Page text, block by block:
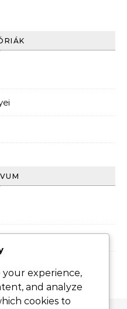
your experience,
and analyze
cookies to